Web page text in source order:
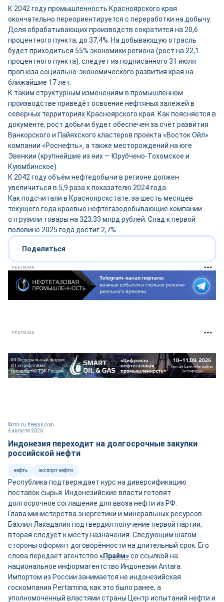
К 2042 году промышленность Красноярского края
окончательно переориентируется с переработки на добычу.
Доля обрабатывающих производств сократится на 20,6
процентного пункта, до 37,4%. На добывающую отрасль
будет приходиться 55% экономики региона (рост на 22,1
процентного пункта), следует из подписанного 31 июля
прогноза социально-экономического развития края на
ближайшие 17 лет.
К таким структурным изменениям в промышленном
производстве приведёт освоение нефтяных залежей в
северных территориях Красноярского края. Как поясняется в
документе, рост добычи будет обеспечен за счёт развития
Ванкорского и Пайяхского кластеров проекта «Восток Ойл»
компании «Роснефть», а также месторождений на юге
Эвенкии (крупнейшие из них — Юрубчено-Тохомское и
Куюмбинское).
К 2042 году объём нефтедобычи в регионе должен
увеличиться в 5,9 раза к показателю 2024 года.
Как подсчитали в Красноярскстате, за шесть месяцев
текущего года краевые нефтегазодобывающие компании
отгрузили товары на 323,33 млрд рублей. Спад к первой
половине 2025 года достиг 2,7%.
Поделиться
РЕКЛАМА
РЕКЛАМА
6 августа 2026
Фото: ru.freepik.com
Индонезия переходит на долгосрочные закупки
российской нефти
нефть экспорт нефти
Республика подтверждает курс на диверсификацию
поставок сырья. Индонезийские власти готовят
долгосрочное соглашение для ввоза нефти из РФ.
Глава министерства энергетики и минеральных ресурсов
Бахлил Лахадалия подтвердил получение первой партии,
вторая следует к месту назначения. Следующим шагом
стороны оформят договорённости на длительный срок. Его
слова передаёт агентство «Прайм»со ссылкой на
национальное информагентство Индонезии Antara.
Импортом из России занимается не индонезийская
госкомпания Pertamina, как это было ранее, а
уполномоченный властями страны Центр испытаний нефти и